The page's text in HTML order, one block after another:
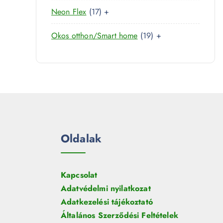
r
e
r
Neon Flex 171
7
t
r
+
Okos otthon/Smart home 191
t
+
Oldalak
Kapcsolat
Adatvédelmi nyilatkozat
Adatkezelési tájékoztató
Általános Szerződési Feltételek